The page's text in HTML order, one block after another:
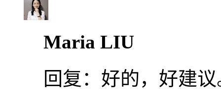
Maria LIU
回复： 好的，好建议